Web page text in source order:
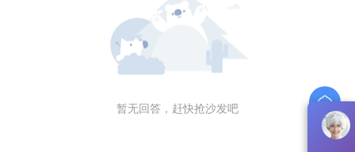
暂无回答，赶快抢沙发吧